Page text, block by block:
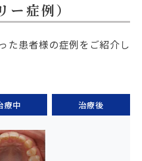
ー症例）
た患者様の症例をご紹介し
療中 治療後